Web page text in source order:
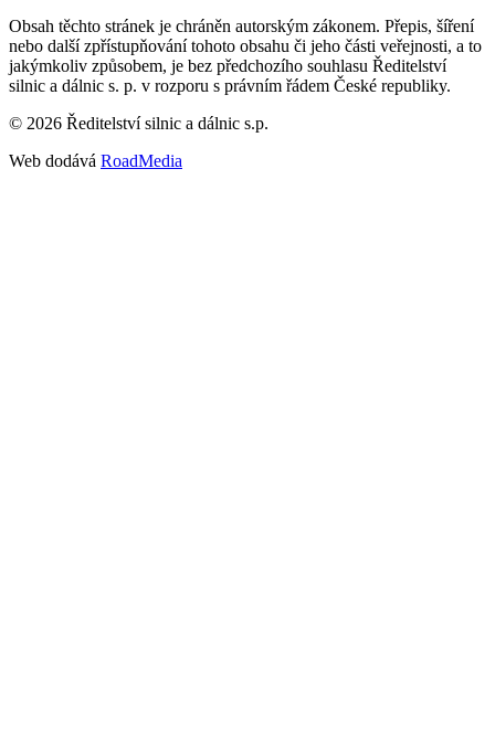
Obsah těchto stránek je chráněn autorským zákonem. Přepis, šíření
nebo další zpřístupňování tohoto obsahu či jeho části veřejnosti, a to
jakýmkoliv způsobem, je bez předchozího souhlasu Ředitelství
silnic a dálnic s. p. v rozporu s právním řádem České republiky.
© 2026 Ředitelství silnic a dálnic s.p.
Web dodává RoadMedia